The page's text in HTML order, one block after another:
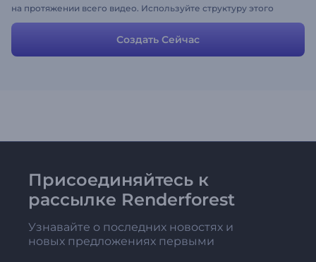
на протяжении всего видео. Используйте структуру этого
cюжета, чтобы создать свой собственный. Добавляйте новые
сцены или удаляйте те, которые вам не нужны, чтобы
получить желаемый результат.
Создать Сейчас
Присоединяйтесь к
рассылке Renderforest
Узнавайте о последних новостях и
новых предложениях первыми